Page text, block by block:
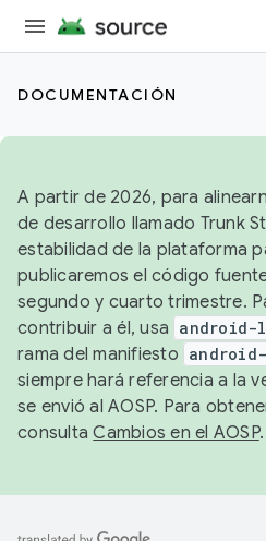
DOCUMENTACIÓN
A partir de 2026, para
de desarrollo llamado Trunk
estabilidad de la plataforma
publicaremos el código
segundo y cuarto trimestre.
contribuir a él, usa android-
rama del manifiesto
siempre hará referencia a la
se envió al AOSP. Para
consultaCambios en el AOSP.